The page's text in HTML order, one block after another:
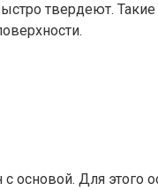
твердеют.
Для этого